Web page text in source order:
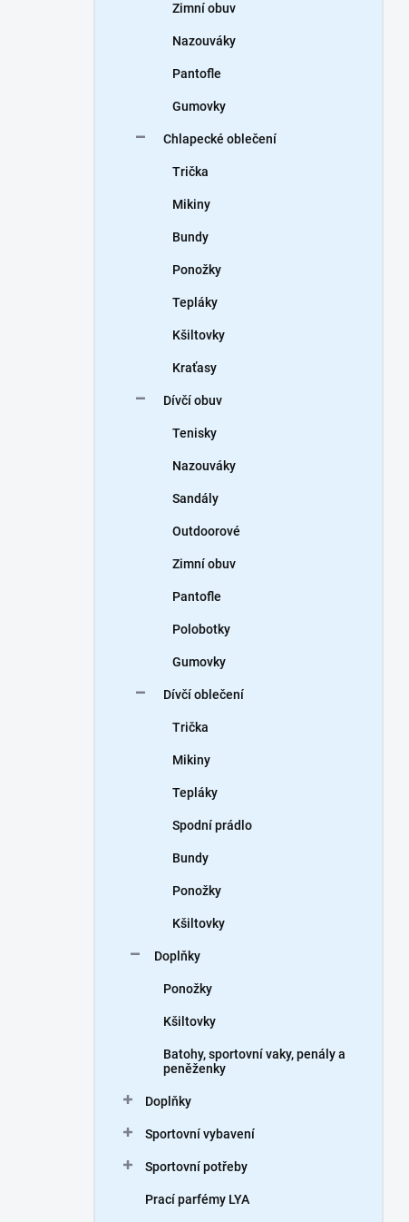
Zimní obuv
Nazouváky
Pantofle
Gumovky
Chlapecké oblečení
Trička
Mikiny
Bundy
Ponožky
Tepláky
Kšiltovky
Kraťasy
Dívčí obuv
Tenisky
Nazouváky
Sandály
Outdoorové
Zimní obuv
Pantofle
Polobotky
Gumovky
Dívčí oblečení
Trička
Mikiny
Tepláky
Spodní prádlo
Bundy
Ponožky
Kšiltovky
Doplňky
Ponožky
Kšiltovky
Batohy, sportovní vaky, penály a
peněženky
Doplňky
Sportovní vybavení
Sportovní potřeby
Prací parfémy LYA